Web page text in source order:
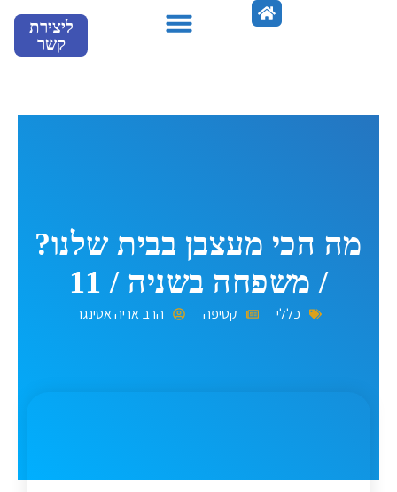
ליצירת
קשר
מה הכי מעצבן בבית שלנו?
/ משפחה בשניה / 11
כללי קטיפה הרב אריה אטינגר